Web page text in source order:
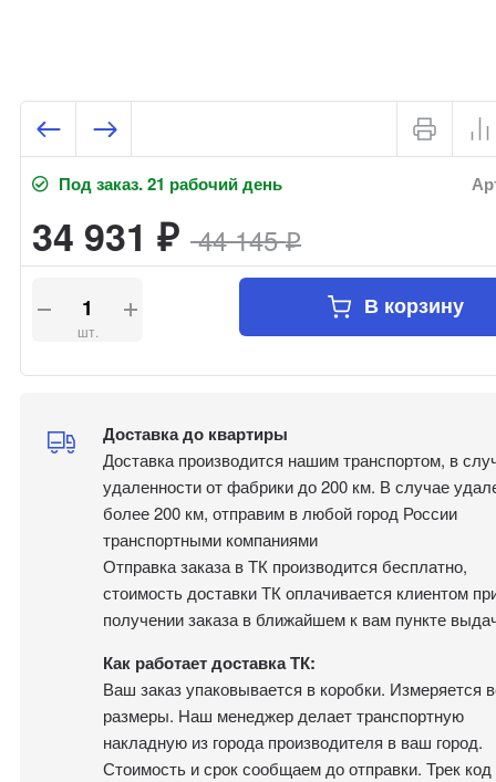
Под заказ. 21 рабочий день
34 931₽ 44 145₽
шт.
В корзину
Доставка до квартиры
Доставка производится нашим транспортом, в
удаленности от фабрики до 200 км. В случае
более 200 км, отправим в любой город России
транспортными компаниями
Отправка заказа в ТК производится бесплатно,
стоимость доставки ТК оплачивается клиентом
получении заказа в ближайшем к вам пункте
Как работает доставка ТК:
Ваш заказ упаковывается в коробки. Измеряется
размеры. Наш менеджер делает транспортную
накладную из города производителя в ваш город.
Стоимость и срок сообщаем до отправки. Трек код